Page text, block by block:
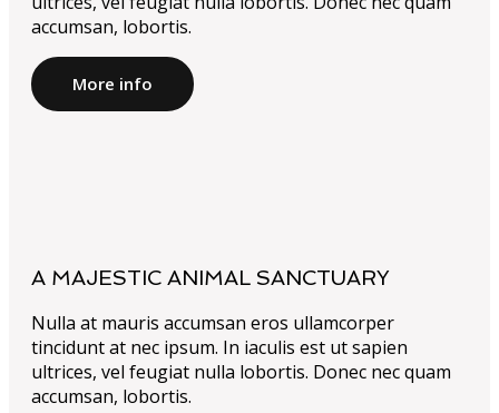
accumsan, lobortis.
More info
A MAJESTIC ANIMAL SANCTUARY
Nulla at mauris accumsan eros ullamcorper
tincidunt at nec ipsum. In iaculis est ut sapien
ultrices, vel feugiat nulla lobortis. Donec nec quam
accumsan, lobortis.